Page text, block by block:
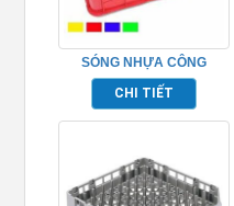
SÓNG NHỰA CÔNG
NGHIỆP – TPHM049
CHI TIẾT